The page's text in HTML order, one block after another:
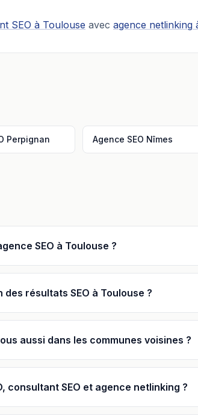
SEO à Toulouse avec agence netlinking
Perpignan Agence SEO Nîmes
SEO à Toulouse ?
résultats SEO à Toulouse ?
aussi dans les communes voisines ?
consultant SEO et agence netlinking ?